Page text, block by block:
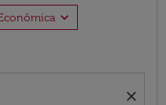
expand_more
close